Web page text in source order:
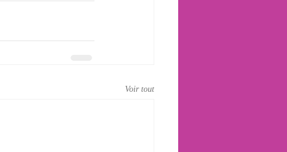
Voir tout